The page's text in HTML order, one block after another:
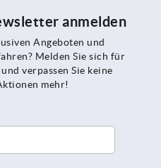
anmelden
Angeboten und
Melden Sie sich für
verpassen Sie keine
mehr!